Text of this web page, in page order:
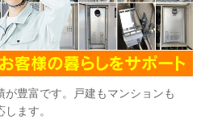
が豊富です。戸建もマンションも
ます。